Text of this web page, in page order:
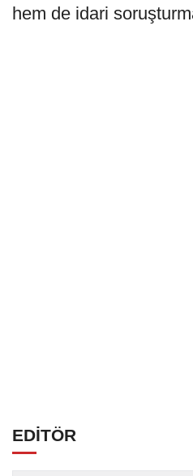
hem de idari
EDİTÖR